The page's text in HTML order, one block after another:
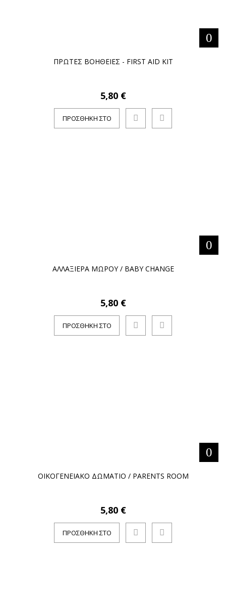
ΠΡΩΤΕΣ ΒΟΗΘΕΙΕΣ - FIRST AID KIT
5,80 €
ΠΡΟΣΘΉΚΗ ΣΤΟ
ΑΛΛΑΞΙΕΡΑ ΜΩΡΟΥ / BABY CHANGE
5,80 €
ΠΡΟΣΘΉΚΗ ΣΤΟ
ΟΙΚΟΓΕΝΕΙΑΚΟ ΔΩΜΑΤΙΟ / PARENTS ROOM
5,80 €
ΠΡΟΣΘΉΚΗ ΣΤΟ